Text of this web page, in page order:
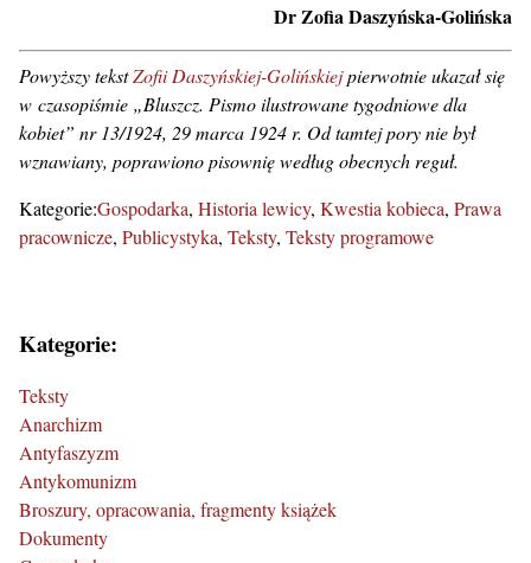
Dr Zofia Daszyńska-Golińska
Powyższy tekstZofii Daszyńskiej-Golińskiejpierwotnie ukazał się
w czasopiśmie „Bluszcz. Pismo ilustrowane tygodniowe dla
kobiet” nr 13/1924, 29 marca 1924 r. Od tamtej pory nie był
wznawiany, poprawiono pisownię według obecnych reguł.
Kategorie:Gospodarka Historia lewicy Kwestia kobieca Prawa
pracownicze Publicystyka Teksty Teksty programowe
Kategorie:
Teksty
Anarchizm
Antyfaszyzm
Antykomunizm
Broszury, opracowania, fragmenty książek
Dokumenty